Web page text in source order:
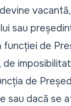
sau
funcției de
de
sau dacă se